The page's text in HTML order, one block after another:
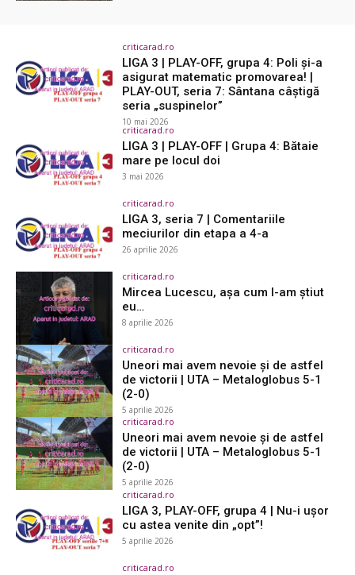
criticarad.ro
LIGA 3 | PLAY-OFF, grupa 4: Poli și-a
asigurat matematic promovarea! |
PLAY-OUT, seria 7: Sântana câștigă
seria „suspinelor”
10 mai 2026
criticarad.ro
LIGA 3 | PLAY-OFF | Grupa 4: Bătaie
mare pe locul doi
3 mai 2026
criticarad.ro
LIGA 3, seria 7 | Comentariile
meciurilor din etapa a 4-a
26 aprilie 2026
criticarad.ro
Mircea Lucescu, așa cum l-am știut
eu…
8 aprilie 2026
criticarad.ro
Uneori mai avem nevoie și de astfel
de victorii | UTA – Metaloglobus 5-1
(2-0)
5 aprilie 2026
criticarad.ro
Uneori mai avem nevoie și de astfel
de victorii | UTA – Metaloglobus 5-1
(2-0)
5 aprilie 2026
criticarad.ro
LIGA 3, PLAY-OFF, grupa 4 | Nu-i ușor
cu astea venite din „opt”!
5 aprilie 2026
criticarad.ro